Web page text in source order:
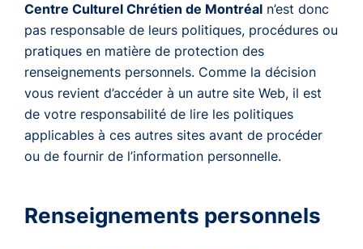
Centre Culturel Chrétien de Montréal n’est donc
pas responsable de leurs politiques, procédures ou
pratiques en matière de protection des
renseignements personnels. Comme la décision
vous revient d’accéder à un autre site Web, il est
de votre responsabilité de lire les politiques
applicables à ces autres sites avant de procéder
ou de fournir de l’information personnelle.
Renseignements personnels